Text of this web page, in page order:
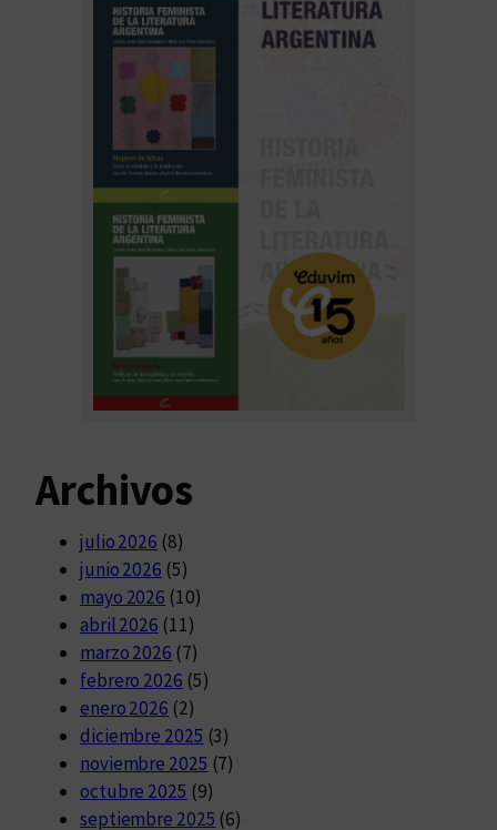
Archivos
julio 2026 (8)
junio 2026 (5)
mayo 2026 (10)
abril 2026 (11)
marzo 2026 (7)
febrero 2026 (5)
enero 2026 (2)
diciembre 2025 (3)
noviembre 2025 (7)
octubre 2025 (9)
septiembre 2025 (6)